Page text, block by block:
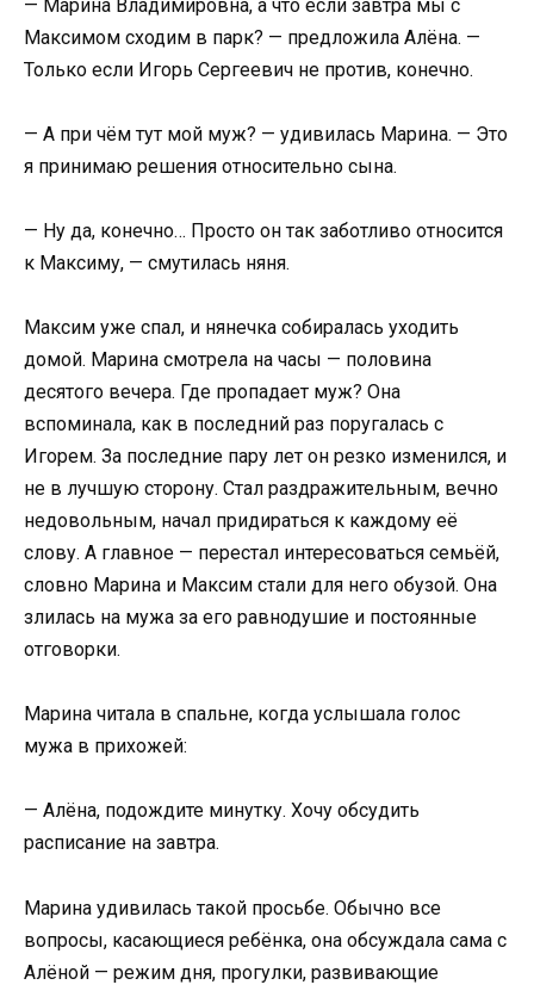
— Марина Владимировна, а что если завтра мы с
Максимом сходим в парк? — предложила Алёна. —
Только если Игорь Сергеевич не против, конечно.
— А при чём тут мой муж? — удивилась Марина. — Это
я принимаю решения относительно сына.
— Ну да, конечно… Просто он так заботливо относится
к Максиму, — смутилась няня.
Максим уже спал, и нянечка собиралась уходить
домой. Марина смотрела на часы — половина
десятого вечера. Где пропадает муж? Она
вспоминала, как в последний раз поругалась с
Игорем. За последние пару лет он резко изменился, и
не в лучшую сторону. Стал раздражительным, вечно
недовольным, начал придираться к каждому её
слову. А главное — перестал интересоваться семьёй,
словно Марина и Максим стали для него обузой. Она
злилась на мужа за его равнодушие и постоянные
отговорки.
Марина читала в спальне, когда услышала голос
мужа в прихожей:
— Алёна, подождите минутку. Хочу обсудить
расписание на завтра.
Марина удивилась такой просьбе. Обычно все
вопросы, касающиеся ребёнка, она обсуждала сама с
Алёной — режим дня, прогулки, развивающие